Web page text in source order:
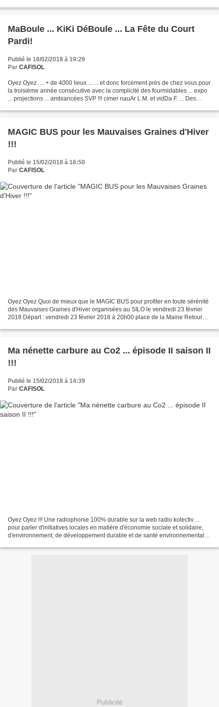
MaBoule ... KiKi DéBoule ... La Fête du Court
Pardi!
Publié le 18/02/2018 à 19:29
Par CAFISOL
Oyez Oyez .... + de 4000 lieux ... ... et donc forcément près de chez vous pour
la troisième année consécutive avec la complicité des fourmidables ... expo
... projections ... ambiancées SVP !!! cimer nauAr L.M. et vidDa F. ... Des
MAGIC BUS pour les Mauvaises Graines d'Hiver
!!!
Publié le 15/02/2018 à 16:50
Par CAFISOL
Oyez Oyez Quoi de mieux que le MAGIC BUS pour profiter en toute sérénité
des Mauvaises Graines d'Hiver organisées au SILO le vendredi 23 février
2018 Départ : vendredi 23 février 2018 à 20h00 place de la Mairie Retour
Ma nénette carbure au Co2 ... épisode II saison II
!!!
Publié le 15/02/2018 à 14:39
Par CAFISOL
Oyez Oyez !!! Une radiophonie 100% durable sur la web radio kolectiv ...
pour parler d'initiatives locales en matière d'économie sociale et solidaire,
d'environnement, de développement durable et de santé environnementale
Publicité